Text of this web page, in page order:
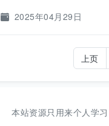
2025年04月29日
上页
本站资源只用来个人学